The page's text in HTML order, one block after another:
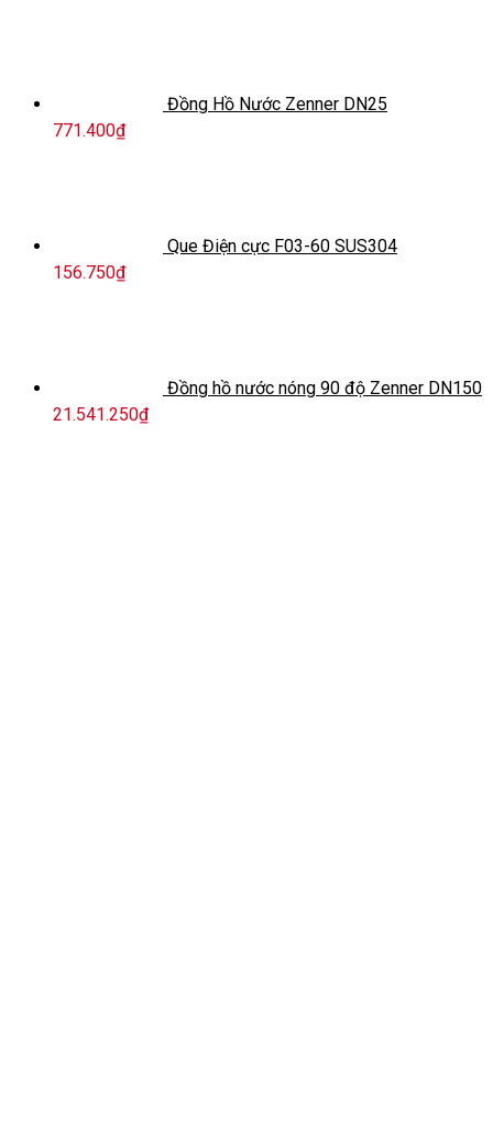
Đồng Hồ Nước Zenner DN25
771.400₫
Que Điện cực F03-60 SUS304
156.750₫
Đồng hồ nước nóng 90 độ Zenner DN150
21.541.250₫